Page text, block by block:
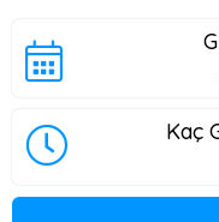
Kaç